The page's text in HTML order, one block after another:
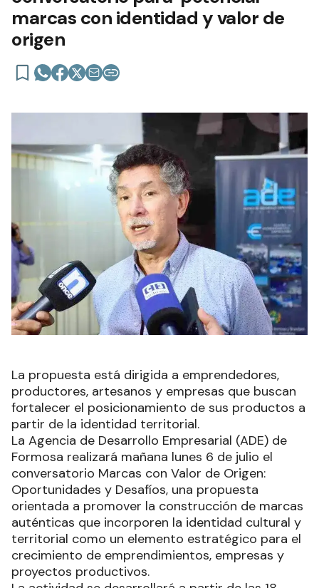
marcas con identidad y valor de
origen
La propuesta está dirigida a emprendedores,
productores, artesanos y empresas que buscan
fortalecer el posicionamiento de sus productos a
partir de la identidad territorial.
La Agencia de Desarrollo Empresarial (ADE) de
Formosa realizará mañana lunes 6 de julio el
conversatorio Marcas con Valor de Origen:
Oportunidades y Desafíos, una propuesta
orientada a promover la construcción de marcas
auténticas que incorporen la identidad cultural y
territorial como un elemento estratégico para el
crecimiento de emprendimientos, empresas y
proyectos productivos.